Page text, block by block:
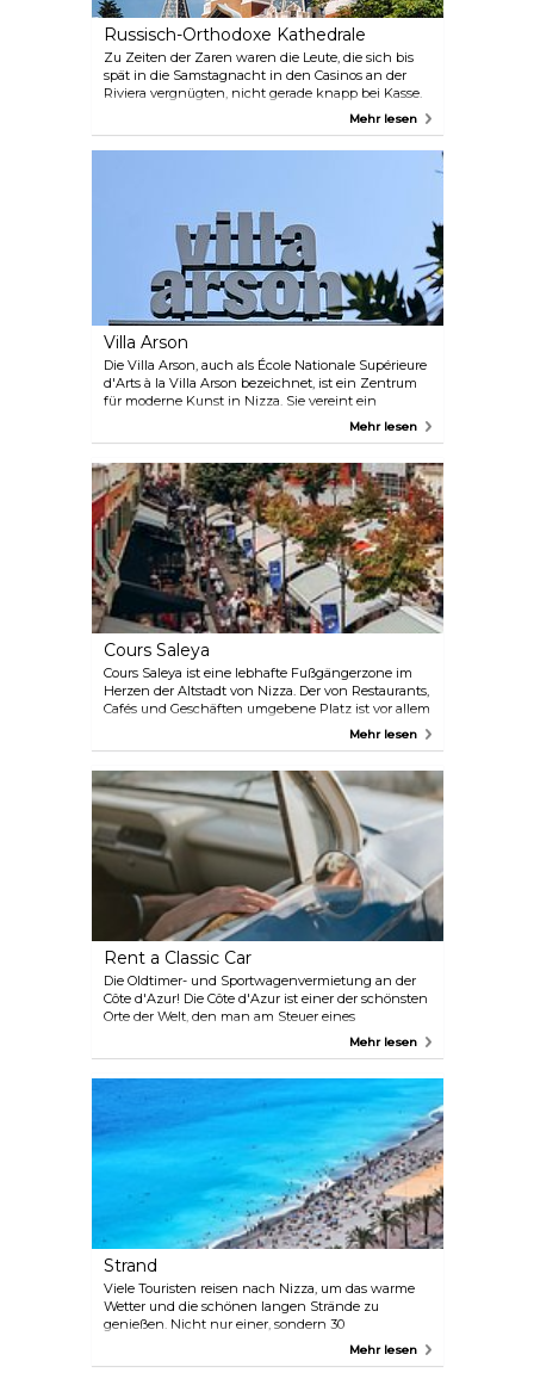
Russisch-Orthodoxe Kathedrale
Zu Zeiten der Zaren waren die Leute, die sich bis
spät in die Samstagnacht in den Casinos an der
Riviera vergnügten, nicht gerade knapp bei Kasse.
Sonntags gingen sie hier allerdings in die Kirche.
Nach dem Zusammenbruch des Kommunismus in
Osteuropa ist alles wie früher, aber jetzt regnet es
Mehr lesen
Villa Arson
Die Villa Arson, auch als École Nationale Supérieure
d'Arts à la Villa Arson bezeichnet, ist ein Zentrum
für moderne Kunst in Nizza. Sie vereint ein
französisches Kunstmuseum, eine Eliteschule und
und ehemaligen Studenten stattfinden.
Mehr lesen
Cours Saleya
Cours Saleya ist eine lebhafte Fußgängerzone im
Herzen der Altstadt von Nizza. Der von Restaurants,
Cafés und Geschäften umgebene Platz ist vor allem
für seinen täglichen Markt bekannt, auf dem
Markt findet hier seit dem 18. Jahrhundert statt. Die
lebendige Atmosphäre des Platzes, die malerische
Umgebung und die kulturellen Attraktionen
machen ihn zu einem unverzichtbaren Ziel in
Nizza.
Mehr lesen
Rent a Classic Car
Die Oldtimer- und Sportwagenvermietung an der
Côte d'Azur! Die Côte d'Azur ist einer der schönsten
Orte der Welt, den man am Steuer eines
klassischen Sportwagens genießen kann. Fahren
Cannes entlang, bezwingen Sie die scharfen
Kurven der Rallye Monte Carlo in einem Alpine
Berlinette oder fahren Sie in einem Jaguar E-Type
zu einem Dinner nach Monaco. Nizza und seine
Region sind ein Paradies für Autoliebhaber …
Mehr lesen
Strand
Viele Touristen reisen nach Nizza, um das warme
Wetter und die schönen langen Strände zu
genießen. Nicht nur einer, sondern 30
wunderschöne Strände erstrecken sich so weit das
Mehr lesen